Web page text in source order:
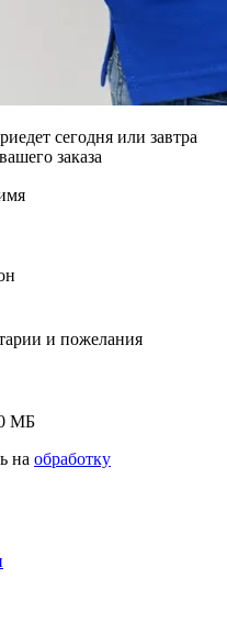
сегодня или завтра
заказа
и пожелания
МБ
на обработку